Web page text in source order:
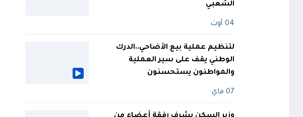
الشعبي
04 أوت
لتنظيم عملية بيع الأضاحي..الدرك
الوطني يقف على سير العملية
والمواطنون يستحسنون
07 ماي